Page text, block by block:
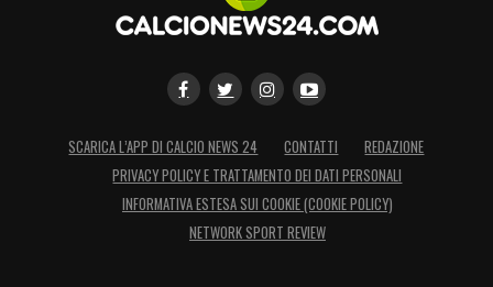
SCARICA L’APP DI CALCIO NEWS 24 CONTATTI
REDAZIONE
PRIVACY POLICY E TRATTAMENTO DEI DATI PERSONALI
INFORMATIVA ESTESA SUI COOKIE (COOKIE POLICY)
NETWORK SPORT REVIEW